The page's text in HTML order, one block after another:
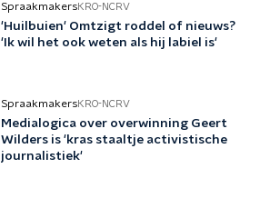
SpraakmakersKRO-NCRV
'Huilbuien' Omtzigt roddel of nieuws?
'Ik wil het ook weten als hij labiel is'
SpraakmakersKRO-NCRV
Medialogica over overwinning Geert
Wilders is 'kras staaltje activistische
journalistiek'